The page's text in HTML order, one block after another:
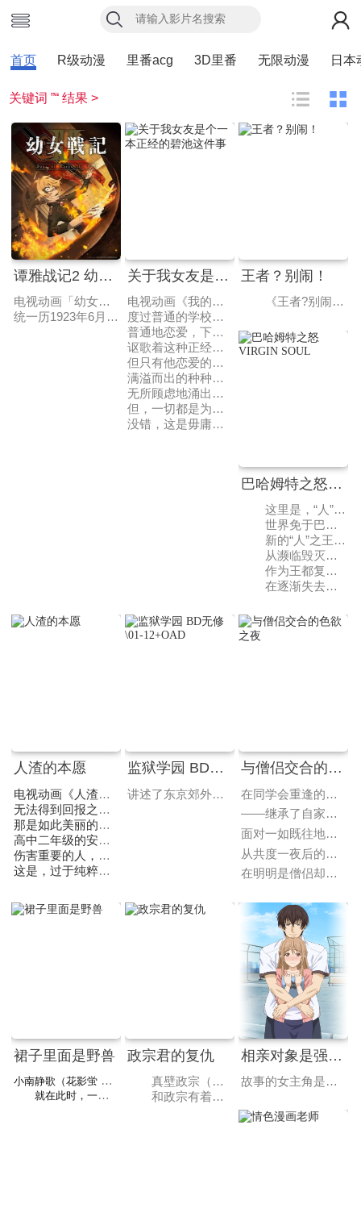
首页 R级动漫 里番acg 3D里番 无限动漫 日本
关键词 ”“ 结果 >
谭雅战记2 幼女战记 第二季
电视动画「幼女战记」宣布决定制作第2季，并公开了预告PV及视觉图。
统一历1923年6月。 金发碧眼的幼女，谭雅·提古雷查夫，正作为部队勤务的一环而在北方军管区诺登战区第三巡逻线进行帝国军士官学校最终课程的研修。 作为航空魔导师向着光辉履历踏出第一步的研修，平安无事地结束——本该如此。 但事态却向着超出预料的方向转变。 以协约联合的越境侵犯为契机，帝国与协约联合进入战争状态。 随着转移至战时体制，谭雅被交付了观测任务，但协约联合军发动奇袭，谭雅陷入不得不与敌军魔导师中队单独交战的事态。 敌众我寡，就连在我军抵达之前牵制敌军都无法做到，但逃跑的话则难免敌前逃亡的死罪，她面临这种绝望的状况。 为了无论如何存活下去，并在面对高层时做到最好的应对，谭雅使用了某个战略……。
关于我女友是个一本正经的碧池这件事
电视动画《我的女友是个过度认真的处bitch》改编自松本ナミル创作的漫画《我的女友是个过度认真的处女bitch》，在2017年6月9日发表了将制作电视动画的消息，由diomedéa × Studio Blanc共同制作。
度过普通的学校生活，分到普通的班级，
普通地恋爱，下定决心告白……
讴歌着这种正经到极点的青春的篠崎遥。
但只有他恋爱的对象并不“普通”。——
满溢而出的种种粗鄙之语！
无所顾虑地涌出的刺激的性知识！
但，一切都是为了成为健全而圆满的恋人——
没错，这是毋庸置疑的纯爱物语！
王者？别闹！
《王者?别闹!》系列动画番剧是根据腾讯游戏《王者荣耀》的真实游戏情景改编，讲述玩家们熟悉的众多英雄在王者峡谷中发生的搞笑对战日常。因动画中对于角色的塑造十分讨喜，使该游戏的众多英雄角色更加深入人心。
巴哈姆特之怒 VIRGIN SOUL
这里是，“人”“神”“魔”各种族混杂的神秘世界密斯塔尔希亚。
世界免于巴哈姆特复活引发的崩坏，在那之后过了10年——
新的“人”之王袭击“神”之神殿，攻陷“魔”之国度。
从濒临毁灭的状况得到复兴以及更进一步的发展，王都为“人”带来了财富。
作为王都复兴的食粮而沦为奴隶的“魔”，以及随着信仰心的消失而失去力量的“神”。
在逐渐失去均衡的世界中，“人”“神”“魔”各自的正义相互交错……
人渣的本愿
电视动画《人渣的本愿》改编自横枪メンゴ原作的同名漫画，于2016年3月17日宣布动画化，此消息于同日在东京都内开办的“noitaminA Project发表会2016”上发表。
无法得到回报之恋 痛切之恋 单恋
那是如此美丽的事物吗
高中二年级的安乐冈花火，因无从实现的恋情而饱受煎熬。
伤害重要的人，即使受伤也要追求的那份人间温暖。
这是，过于纯粹的扭曲恋爱物语。
监狱学园 BD无修\01-12+OAD
讲述了东京郊外的私立八光学园的故事，这所为了培养大小姐的贵族学校从公元2011年4月正式改为男女合校，首批入学的男子有五个人。 他们并不是全员都俊美，甚至相貌属于很不起眼的类型。其中一名叫藤野清志的男生，虽然因被女生包围而感到雀跃不已，但是在其他四名男生怂恿之下，半推半就参与了偷窥女生洗澡的活动！东窗事发之后还被地下学生会监禁。在周围1000位女生的女校范围内，这些男生能够克制住自己蓬勃的青春欲望吗？主人公藤野清志等人的命运究竟如何呢？究竟他是否能够和千代一起去看相扑比赛呢?热血的校园脱狱青春喜剧就此展开！
与僧侣交合的色欲之夜
在同学会重逢的初恋对象，是“僧侣”也是“野兽”?!
——继承了自家寺院、成为僧侣的初恋对象九条君。
面对一如既往地绅士的他，稍一大意，就被他一边说着“在僧侣之前，我首先是个男人”一边逼近……
从共度一夜后的第二天开始，就被要求扮演未婚妻，强行开始了在寺院的同居生活。
在明明是僧侣却如同野兽般的他的攻势下，24小时都心动不止……
裙子里面是野兽
小南静歌（花影蛍 配音）是一个性格有些内向的女孩，在人群之中总是默不作声，非常容易被人忽略，这样的性格导致她长到这么大，从未曾有过浪漫的经历。某日，小南参加了街道举办的联谊会，和她所设想的一样，小南在联谊会里瑟缩在角落里，只希望这场闹剧早些结束。
就在此时，一位成熟又美丽的女性雾岛凉（皐月栞 配音）主动和小南打起了招呼，两人一来二去熟悉了起来，都感到和对方聊得十分投机。然而，让小南没有想到的是，雾岛凉忽然推到了小南，并且吻了她！深感震惊的小南一开始以为雾岛凉是拉拉，但很快她便感到一丝违和，眼前这位穿着裙装的金发美人，其实是一名男性。
政宗君的复仇
真壁政宗（花江夏树 配音）小时候是个小胖子，被同班同学取了“猪脚”的绰号，整日生活在自卑和嘲笑之中，之后，政宗转校，同时接受了为期八年的训练，终于恢复了正常人的身材，亦意外的发现自己其实拥有一副帅气的面孔。如今，政宗回到了曾经生活过的城市，满腔怒火的他制定了一系列报复计 划，发誓要让当年给他取绰号的女孩安达垣爱姬（大桥彩香 配音）体会一下他曾经体会过的屈辱。
和政宗有着相似经历的千金大小姐藤之宫宁子（三森铃子 配音）、沉默寡言内向腹黑的小岩井吉乃（水濑祈 配音）、沉迷于耽美文化的腐女子双叶妙（田所梓 配音），在这些可爱女孩子们的围绕下，政宗的复仇计划能够顺利实施吗？
相亲对象是强硬的问题学生
故事的女主角是学校中的女老师菜乃，菜乃在学校中深受学生们的爱戴，但是却对自己负责的问题学生久我宗二毫无办法，某天回家菜乃被父母安排相亲，相亲的对象是高宮宗一郎，而在相亲的当天宗一郎各个方面都很优秀，菜乃也有所心动，决定要与宗一郎共同度过一晚，而在当晚第一次感受到身为女人的快感的菜乃，一觉醒来发现和自己上床的其实是自己的学生久我宗二，他是打扮成自己的亲哥哥高宮宗一郎和自己的老师相亲。菜乃是受到学生崇拜的人气教师。但只有男学生宗二总会让她感到困扰。某天，她在熟人的介绍下去相亲。由于不成熟而在一开始充满不安的菜乃，逐渐敞开心扉，与相亲对象营造出不错的气氛。但，那个对象却是……竟然是变装了的宗二！虽然她断然拒绝了相亲，但宗二却以此为契机不分场合地展开攻势。认真的教师菜乃能够拒绝宗二的爱吗……？